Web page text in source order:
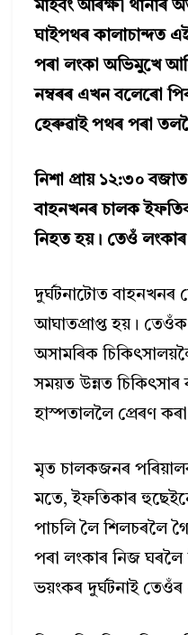
মাইবং আৰক্ষী থানাৰ
ঘাইপথৰ কালাচান্দত
পৰা লংকা অভিমুখে
নম্বৰৰ এখন বলেৰো
হেৰুৱাই পথৰ পৰা
নিশা প্ৰায় ১২:৩০
বাহনখনৰ চালক
নিহত হয়। তেওঁ লংকাৰ
দুৰ্ঘটনাটোত
আঘাতপ্ৰাপ্ত হয়। তেওঁক
অসামৰিক
সময়ত উন্নত চিকিৎসাৰ
হাস্পতাললৈ প্ৰেৰণ
মৃত চালকজনৰ
মতে, ইফতিকাৰ
পাচলি লৈ শিলচৰলৈ
পৰা লংকাৰ নিজ
ভয়ংকৰ দুৰ্ঘটনাই তেওঁৰ